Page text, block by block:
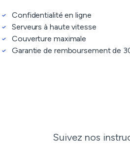
Confidentialité en ligne
Serveurs à haute vitesse
Couverture maximale
Garantie de remboursement de
Suivez nos